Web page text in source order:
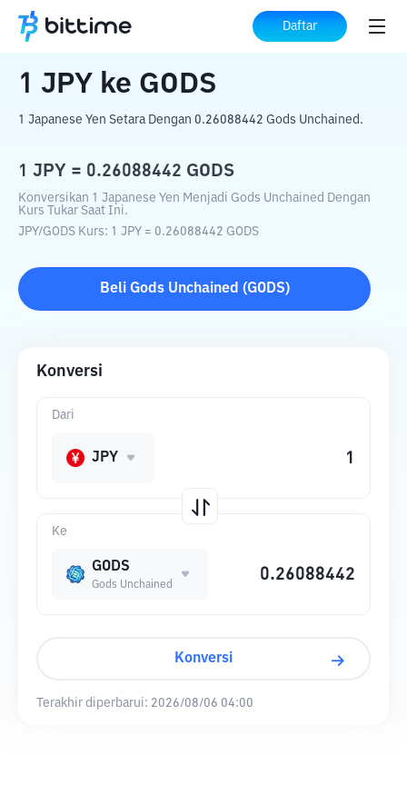
Daftar
Beranda Konverter Kripto ke GODS
1 JPY ke GODS
1 Japanese Yen Setara Dengan 0.26088442 Gods Unchained.
1 JPY = 0.26088442 GODS
Konversikan 1 Japanese Yen Menjadi Gods Unchained Dengan
Kurs Tukar Saat Ini.
JPY/GODS Kurs: 1 JPY = 0.26088442 GODS
Beli Gods Unchained (GODS)
Konversi
Ke
GODS
Gods Unchained
Dari
JPY
Konversi
Terakhir diperbarui: 2026/08/06 04:00